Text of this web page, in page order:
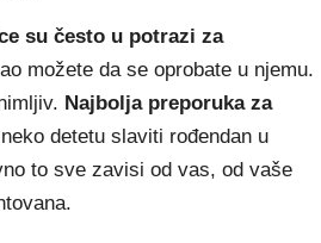
su često u potrazi za
možete da se oprobate u njemu.
Najbolja preporuka za
detetu slaviti rođendan u
to sve zavisi od vas, od vaše